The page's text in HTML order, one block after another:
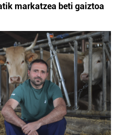
markatzea beti gaiztoa